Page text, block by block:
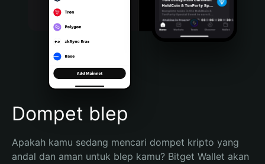
Português (Brasil)
Español (Argentina)
Dompet blep
Apakah kamu sedang mencari dompet kripto yang
andal dan aman untuk blep kamu? Bitget Wallet akan